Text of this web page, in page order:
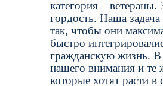
категория –
гордость. Наша задача
так, чтобы они
быстро
гражданскую жизнь. В
нашего внимания и те
которые хотят расти в